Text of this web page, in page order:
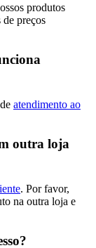
produtos
de preços
atendimento ao
outra loja
. Por favor,
na outra loja e